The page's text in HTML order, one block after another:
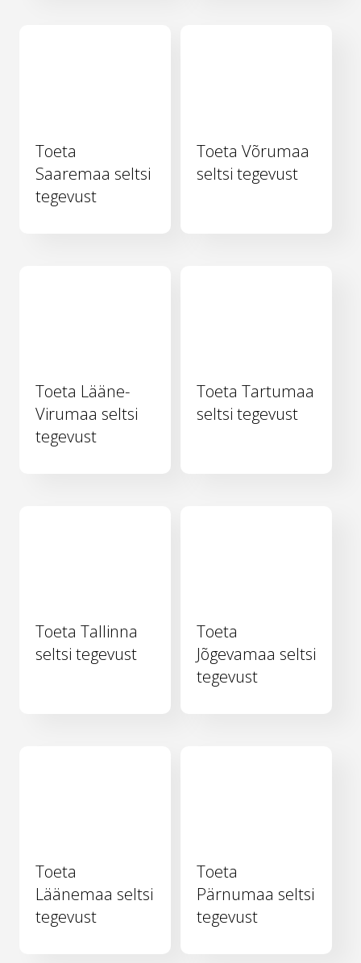
Toeta
Saaremaa seltsi
tegevust
Toeta Võrumaa
seltsi tegevust
Toeta Lääne-
Virumaa seltsi
tegevust
Toeta Tartumaa
seltsi tegevust
Toeta Tallinna
seltsi tegevust
Toeta
Jõgevamaa seltsi
tegevust
Toeta
Läänemaa seltsi
tegevust
Toeta
Pärnumaa seltsi
tegevust